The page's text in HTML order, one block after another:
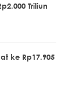
Triliun
ke Rp17.905